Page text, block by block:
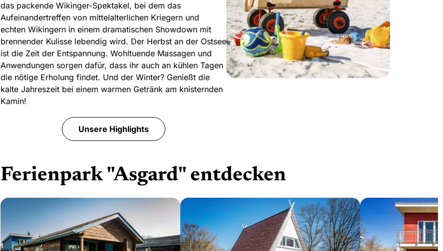
das packende Wikinger-Spektakel, bei dem das
Aufeinandertreffen von mittelalterlichen Kriegern und
echten Wikingern in einem dramatischen Showdown mit
brennender Kulisse lebendig wird. Der Herbst an der Ostsee
ist die Zeit der Entspannung. Wohltuende Massagen und
Anwendungen sorgen dafür, dass ihr auch an kühlen Tagen
die nötige Erholung findet. Und der Winter? Genießt die
kalte Jahreszeit bei einem warmen Getränk am knisternden
Kamin!
Unsere Highlights
Ferienpark "Asgard" entdecken
Weiter